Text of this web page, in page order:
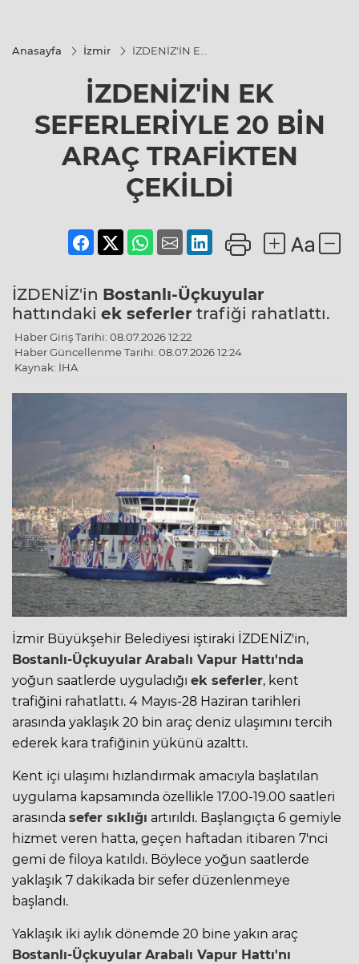
Anasayfa İzmir
İZDENİZ'İN EK
20 BİN ARAÇ
TRAFİKTEN
ÇEKİLDİ
İZDENİZ'İN EK
SEFERLERİYLE 20 BİN
ARAÇ TRAFİKTEN
ÇEKİLDİ
İZDENİZ'in Bostanlı-Üçkuyular
hattındaki ek seferler trafiği rahatlattı.
Haber Giriş Tarihi: 08.07.2026 12:22
Haber Güncellenme Tarihi: 08.07.2026 12:24
Kaynak: İHA
İzmir Büyükşehir Belediyesi iştiraki İZDENİZ'in,
Bostanlı-Üçkuyular Arabalı Vapur Hattı'nda
yoğun saatlerde uyguladığı ek seferler, kent
trafiğini rahatlattı. 4 Mayıs-28 Haziran tarihleri
arasında yaklaşık 20 bin araç deniz ulaşımını tercih
ederek kara trafiğinin yükünü azalttı.
Kent içi ulaşımı hızlandırmak amacıyla başlatılan
uygulama kapsamında özellikle 17.00-19.00 saatleri
arasında sefer sıklığı artırıldı. Başlangıçta 6 gemiyle
hizmet veren hatta, geçen haftadan itibaren 7'nci
gemi de filoya katıldı. Böylece yoğun saatlerde
yaklaşık 7 dakikada bir sefer düzenlenmeye
başlandı.
Yaklaşık iki aylık dönemde 20 bine yakın araç
Bostanlı-Üçkuyular Arabalı Vapur Hattı'nı